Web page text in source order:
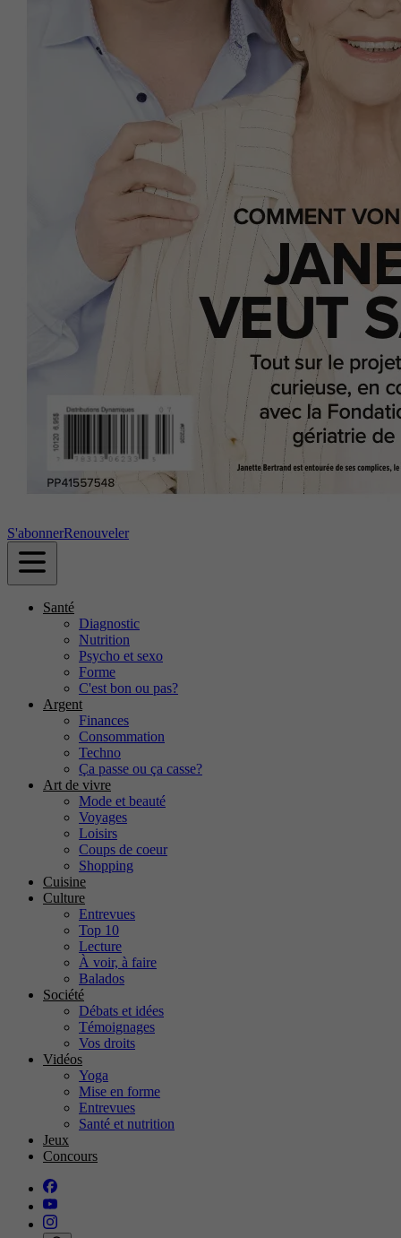
S'abonnerRenouveler
Santé
Diagnostic
Nutrition
Psycho et sexo
Forme
C'est bon ou pas?
Argent
Finances
Consommation
Techno
Ça passe ou ça casse?
Art de vivre
Mode et beauté
Voyages
Loisirs
Coups de coeur
Shopping
Cuisine
Culture
Entrevues
Top 10
Lecture
À voir, à faire
Balados
Société
Débats et idées
Témoignages
Vos droits
Vidéos
Yoga
Mise en forme
Entrevues
Santé et nutrition
Jeux
Concours